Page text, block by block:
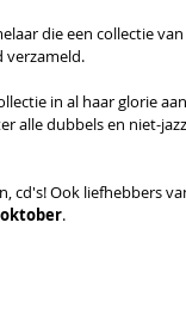
die een collectie
verzameld.
in al haar glorie
alle dubbels en niet-
cd's! Ook liefhebbers
oktober.